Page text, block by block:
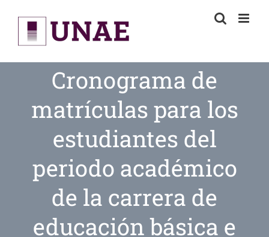
content
Cronograma de
matrículas para los
estudiantes del
periodo académico
de la carrera de
educación básica e